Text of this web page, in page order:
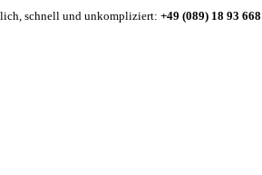
schnell und unkompliziert: +49 (089) 18 93